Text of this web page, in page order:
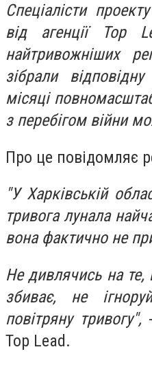
Спеціалісти
від агенції Top
найтривожніших
зібрали
місяці
з перебігом війни
Про це повідомляє
"У Харківській
тривога лунала
вона фактично не
Не дивлячись на те,
збиває, не
повітряну тривогу",
Top Lead.